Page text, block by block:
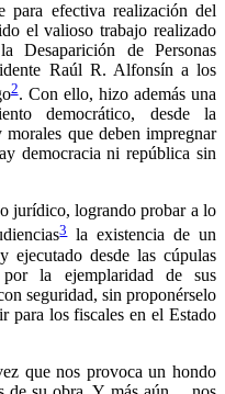
para efectiva realización del
el valioso trabajo realizado
Desaparición de Personas
Raúl R. Alfonsín a los
2. Con ello, hizo además una
democrático, desde la
que deben impregnar
democracia ni república sin
jurídico, logrando probar a lo
3la existencia de un
ejecutado desde las cúpulas
por la ejemplaridad de sus
seguridad, sin proponérselo
para los fiscales en el Estado
que nos provoca un hondo